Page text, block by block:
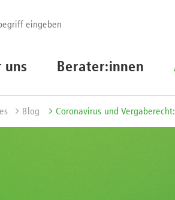
uns Berater:innen
Blog Coronavirus und